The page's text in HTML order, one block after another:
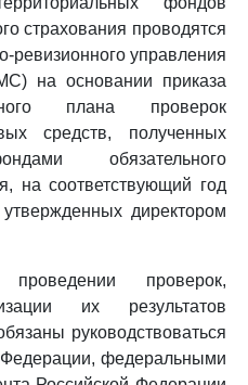
страхования проводятся
ревизионного управления
на основании приказа
плана проверок
средств, полученных
обязательного
на соответствующий год
директором
проверок,
их результатов
руководствоваться
Федерации, федеральными